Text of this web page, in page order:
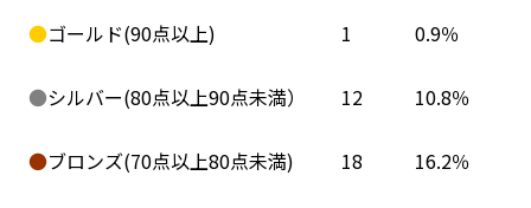
●ゴールド(90点以上) 1 0.9％
●シルバー(80点以上90点未満） 12 10.8％
●ブロンズ(70点以上80点未満) 18 16.2％